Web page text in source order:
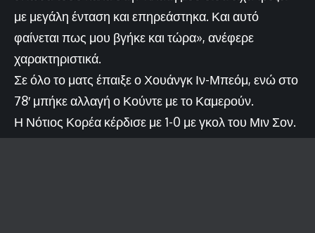
με μεγάλη ένταση και επηρεάστηκα. Και αυτό
φαίνεται πως μου βγήκε και τώρα», ανέφερε
χαρακτηριστικά.
Σε όλο το ματς έπαιξε ο Χουάνγκ Ιν-Μπεόμ, ενώ στο
78′ μπήκε αλλαγή ο Κούντε με το Καμερούν.
Η Νότιος Κορέα κέρδισε με 1-0 με γκολ του Μιν Σον.